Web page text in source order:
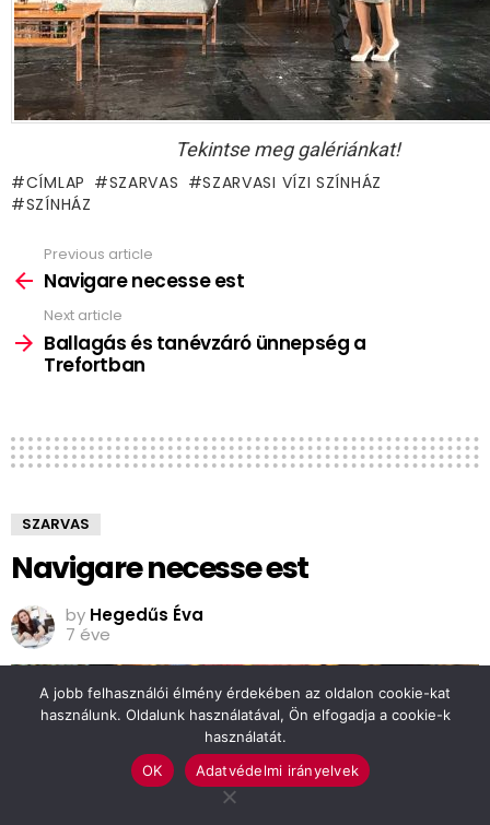
Tekintse meg galériánkat!
CÍMLAP SZARVAS
SZARVASI VÍZI SZÍNHÁZ
SZÍNHÁZ
more
Previous article
Navigare necesse est
Next article
Ballagás és tanévzáró ünnepség a
Trefortban
SZARVAS
Navigare necesse est
by Hegedűs Éva
7 éve
A jobb felhasználói élmény érdekében az oldalon cookie-kat
használunk. Oldalunk használatával, Ön elfogadja a cookie-k
használatát.
OK
Adatvédelmi irányelvek